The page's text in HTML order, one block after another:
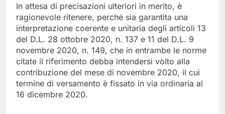
In attesa di precisazioni ulteriori in merito, è
ragionevole ritenere, perché sia garantita una
interpretazione coerente e unitaria degli articoli 13
del D.L. 28 ottobre 2020, n. 137 e 11 del D.L. 9
novembre 2020, n. 149, che in entrambe le norme
citate il riferimento debba intendersi vòlto alla
contribuzione del mese di novembre 2020, il cui
termine di versamento è fissato in via ordinaria al
16 dicembre 2020.